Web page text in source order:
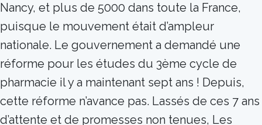
Nancy, et plus de 5000 dans toute la France,
puisque le mouvement était d’ampleur
nationale. Le gouvernement a demandé une
réforme pour les études du 3ème cycle de
pharmacie il y a maintenant sept ans ! Depuis,
cette réforme n’avance pas. Lassés de ces 7 ans
d’attente et de promesses non tenues, Les